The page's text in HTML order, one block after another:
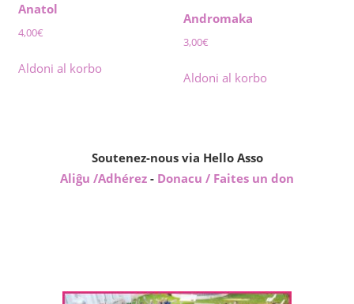
Anatol
4,00€
Aldoni al korbo
Andromaka
3,00€
Aldoni al korbo
Soutenez-nous via Hello Asso
Aliĝu /Adhérez - Donacu / Faites un don